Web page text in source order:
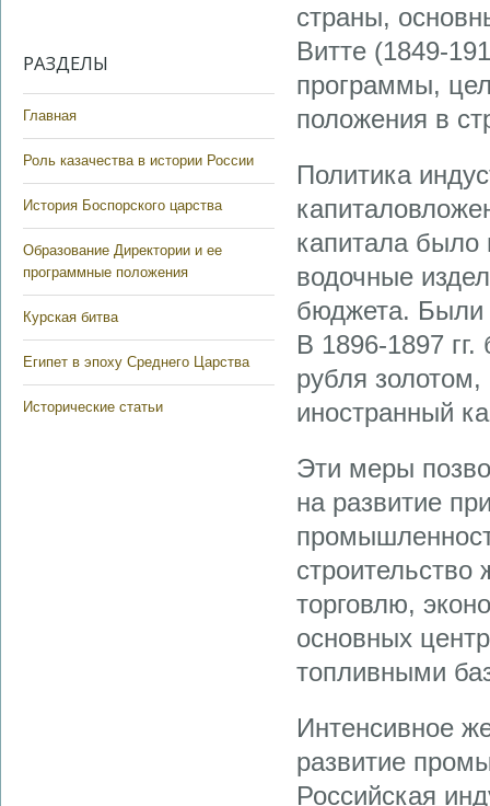
РАЗДЕЛЫ
Главная
Роль казачества в истории России
История Боспорского царства
Образование Директории и ее
программные положения
Курская битва
Египет в эпоху Среднего Царства
Исторические статьи
страны,
Витте (1849-
программы,
положения в
Политика
капитала было
водочные
бюджета. Были
В 1896-1897
рубля
иностранный
Эти меры
на развитие
торговлю,
основных
топливными
Интенсивное
развитие
Российская